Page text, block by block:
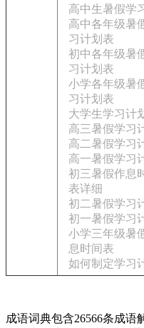
高中生暑假学
高中各年级暑
习计划表
初中各年级暑
习计划表
小学各年级暑
习计划表
大学生学习计
高三暑假学习
高二暑假学习
高一暑假学习
初三暑假作息
表详细
初二暑假学习
初一暑假学习
小学三年级暑
息时间表
如何制定学习
成语词典包含26566条成